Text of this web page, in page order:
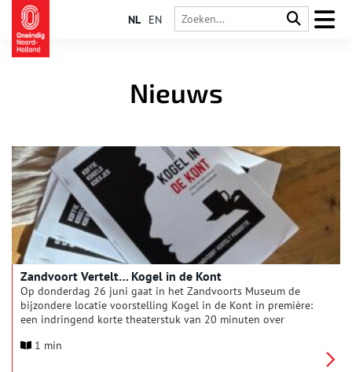
NL EN
Nieuws
Zandvoort Vertelt… Kogel in de Kont
Op donderdag 26 juni gaat in het Zandvoorts Museum de
bijzondere locatie voorstelling Kogel in de Kont in première:
een indringend korte theaterstuk van 20 minuten over
levens.
1 min